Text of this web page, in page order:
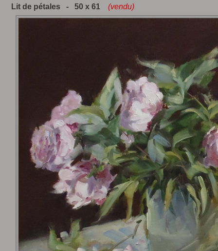
Lit de pétales - 50 x 61 (vendu)